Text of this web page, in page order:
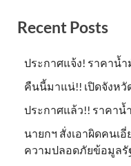
Recent Posts
ประกาศแจ้ง! ราคาน้
คืนนี้มาแน่!! เปิดจังห
ประกาศแล้ว!! ราคาน้
นายกฯ สั่งเอาผิดคนเ
ความปลอดภัยข้อมูลรั